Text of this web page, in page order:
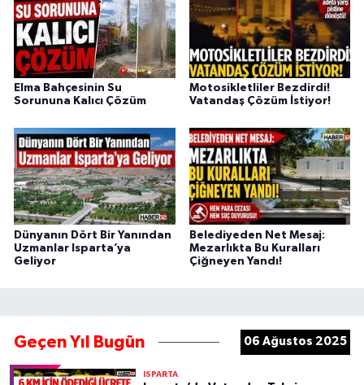
Elma Bahçesinin Su
Sorununa Kalıcı Çözüm
Motosikletliler Bezdirdi!
Vatandaş Çözüm İstiyor!
Dünyanın Dört Bir Yanından
Uzmanlar Isparta’ya
Geliyor
Belediyeden Net Mesaj:
Mezarlıkta Bu Kuralları
Çiğneyen Yandı!
Geçen Yıl Bugün 06 Ağustos 2025
ISPARTA